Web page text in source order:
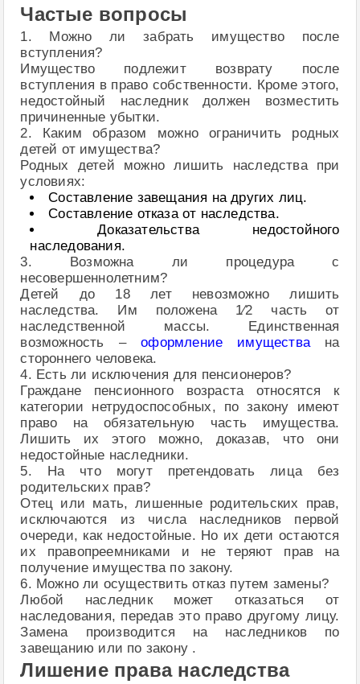
Частые вопросы
1. Можно ли забрать имущество после
вступления?
Имущество подлежит возврату после
вступления в право собственности. Кроме этого,
недостойный наследник должен возместить
причиненные убытки.
2. Каким образом можно ограничить родных
детей от имущества?
Родных детей можно лишить наследства при
условиях:
Составление завещания на других лиц.
Составление отказа от наследства.
Доказательства недостойного
наследования.
3. Возможна ли процедура с
несовершеннолетним?
Детей до 18 лет невозможно лишить
наследства. Им положена 1⁄2 часть от
наследственной массы. Единственная
возможность –оформление имущества на
стороннего человека.
4. Есть ли исключения для пенсионеров?
Граждане пенсионного возраста относятся к
категории нетрудоспособных, по закону имеют
право на обязательную часть имущества.
Лишить их этого можно, доказав, что они
недостойные наследники.
5. На что могут претендовать лица без
родительских прав?
Отец или мать, лишенные родительских прав,
исключаются из числа наследников первой
очереди, как недостойные. Но их дети остаются
их правопреемниками и не теряют прав на
получение имущества по закону.
6. Можно ли осуществить отказ путем замены?
Любой наследник может отказаться от
наследования, передав это право другому лицу.
Замена производится на наследников по
завещанию или по закону .
Лишение права наследства